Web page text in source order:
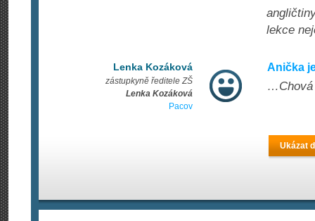
lekce
Lenka Kozáková
zástupkyně ředitele ZŠ
Lenka Kozáková
Pacov
Anička
…Chová
Ukázat